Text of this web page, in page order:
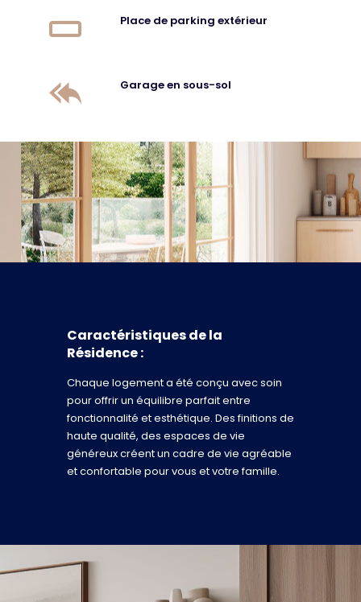
Place de parking extérieur
Garage en sous-sol
Caractéristiques de la
Résidence :
Chaque logement a été conçu avec soin
pour offrir un équilibre parfait entre
fonctionnalité et esthétique. Des finitions de
haute qualité, des espaces de vie
généreux créent un cadre de vie agréable
et confortable pour vous et votre famille.